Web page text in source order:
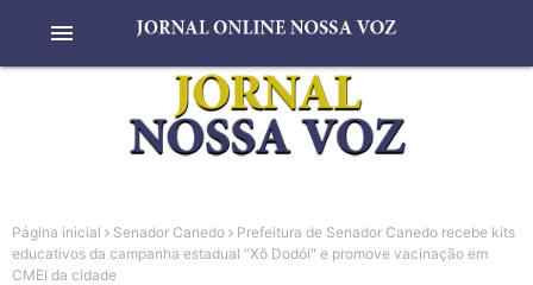
menu
Página inicial Senador Canedo
Prefeitura de Senador Canedo recebe kits
educativos da campanha estadual “Xô Dodói" e promove vacinação em
CMEI da cidade